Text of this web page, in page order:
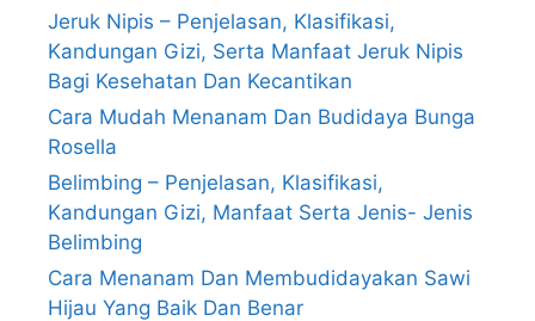
Jeruk Nipis – Penjelasan, Klasifikasi,
Kandungan Gizi, Serta Manfaat Jeruk Nipis
Bagi Kesehatan Dan Kecantikan
Cara Mudah Menanam Dan Budidaya Bunga
Rosella
Belimbing – Penjelasan, Klasifikasi,
Kandungan Gizi, Manfaat Serta Jenis- Jenis
Belimbing
Cara Menanam Dan Membudidayakan Sawi
Hijau Yang Baik Dan Benar